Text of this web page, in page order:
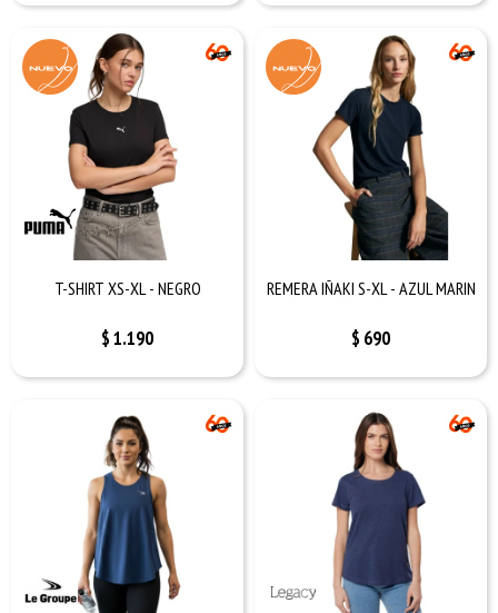
T-SHIRT XS-XL - NEGRO
$1.190
REMERA IÑAKI S-XL - AZUL MARIN
$ 690